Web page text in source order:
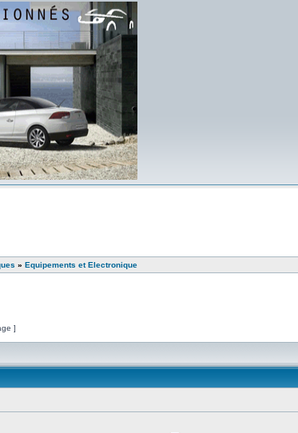
» Equipements et Electronique
]